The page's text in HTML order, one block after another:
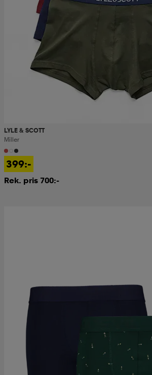
LYLE & SCOTT
Miller
399:-
Rek. pris 700:-